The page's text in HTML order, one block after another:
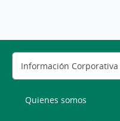
Quienes somos